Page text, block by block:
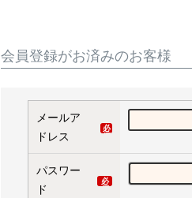
会員登録がお済みのお客様
メールア
ドレス
(
須
パスワー
ド